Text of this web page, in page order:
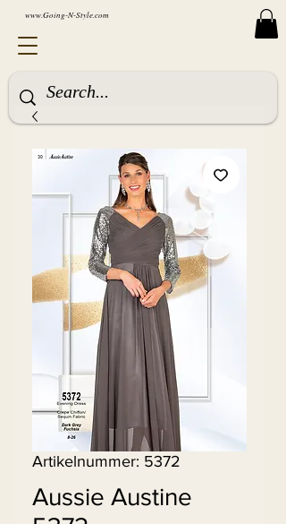
www.Going-N-Style.com
Artikelnummer: 5372
Aussie Austine